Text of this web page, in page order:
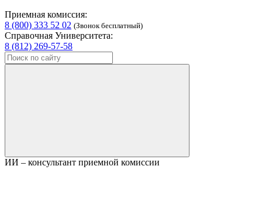
Приемная комиссия:
8 (800) 333 52 02 (Звонок бесплатный)
Справочная Университета:
8 (812) 269-57-58
ИИ – консультант приемной комиссии